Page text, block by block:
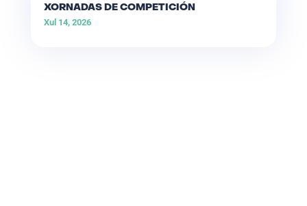
XORNADAS DE COMPETICIÓN
Xul 14, 2026